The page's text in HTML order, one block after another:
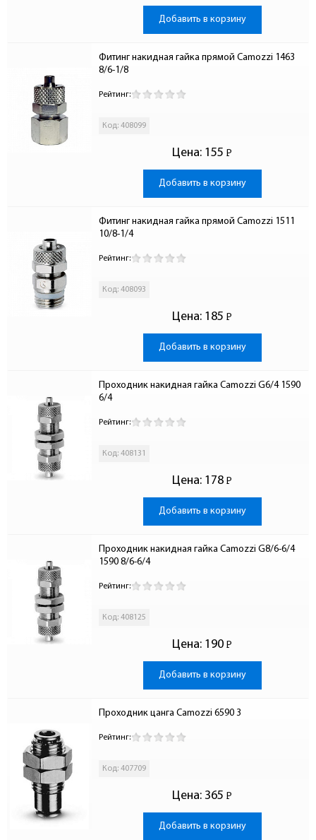
Добавить в корзину
Фитинг накидная гайка прямой Camozzi 1463
8/6-1/8
Рейтинг:
Код: 408099
Цена: 155 Р
-
Добавить в корзину
Фитинг накидная гайка прямой Camozzi 1511
10/8-1/4
Рейтинг:
Код: 408093
Цена: 185 Р
-
Добавить в корзину
Проходник накидная гайка Camozzi G6/4 1590
6/4
Рейтинг:
Код: 408131
Цена: 178 Р
-
Добавить в корзину
Проходник накидная гайка Camozzi G8/6-6/4
1590 8/6-6/4
Рейтинг:
Код: 408125
Цена: 190 Р
-
Добавить в корзину
Проходник цанга Camozzi 6590 3
Рейтинг:
Код: 407709
Цена: 365 Р
-
Добавить в корзину